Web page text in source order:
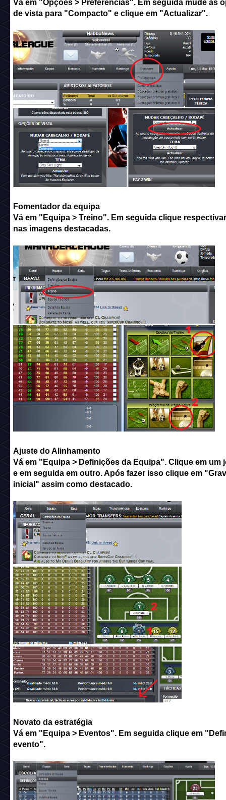
Vá em "Opções > Preferências". Em seguida mude as
de vista para "Compacto" e clique em "Actualizar".
Fomentador da equipa
Vá em "Equipa > Treino". Em seguida clique
nas imagens destacadas.
Ajuste do Alinhamento
Vá em "Equipa > Definições da Equipa". Clique em um
e em seguida em outro. Após fazer isso clique em
inicial" assim como destacado.
Novato da estratégia
Vá em "Equipa > Eventos". Em seguida clique em
evento".